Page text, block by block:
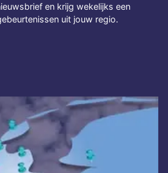
en krijg wekelijks een
uit jouw regio.